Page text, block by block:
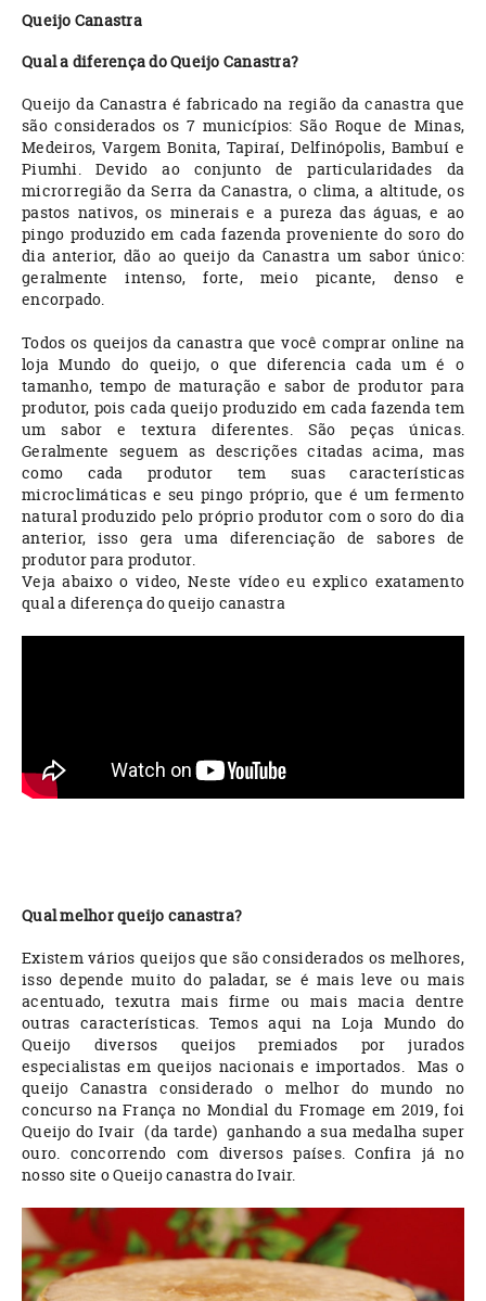
Queijo Canastra
Qual a diferença do Queijo Canastra?
Queijo da Canastra é fabricado na região da canastra que
são considerados os 7 municípios: São Roque de Minas,
Medeiros, Vargem Bonita, Tapiraí, Delfinópolis, Bambuí e
Piumhi. Devido ao conjunto de particularidades da
microrregião da Serra da Canastra, o clima, a altitude, os
pastos nativos, os minerais e a pureza das águas, e ao
pingo produzido em cada fazenda proveniente do soro do
dia anterior, dão ao queijo da Canastra um sabor único:
geralmente intenso, forte, meio picante, denso e
encorpado.
Todos os queijos da canastra que você comprar online na
loja Mundo do queijo, o que diferencia cada um é o
tamanho, tempo de maturação e sabor de produtor para
produtor, pois cada queijo produzido em cada fazenda tem
um sabor e textura diferentes. São peças únicas.
Geralmente seguem as descrições citadas acima, mas
como cada produtor tem suas características
microclimáticas e seu pingo próprio, que é um fermento
natural produzido pelo próprio produtor com o soro do dia
anterior, isso gera uma diferenciação de sabores de
produtor para produtor.
Veja abaixo o video, Neste vídeo eu explico exatamento
qual a diferença do queijo canastra
Qual melhor queijo canastra?
Existem vários queijos que são considerados os melhores,
isso depende muito do paladar, se é mais leve ou mais
acentuado, texutra mais firme ou mais macia dentre
outras características. Temos aqui na Loja Mundo do
Queijo diversos queijos premiados por jurados
especialistas em queijos nacionais e importados. Mas o
queijo Canastra considerado o melhor do mundo no
concurso na França no Mondial du Fromage em 2019, foi
Queijo do Ivair (da tarde) ganhando a sua medalha super
ouro. concorrendo com diversos países. Confira já no
nosso site o Queijo canastra do Ivair.